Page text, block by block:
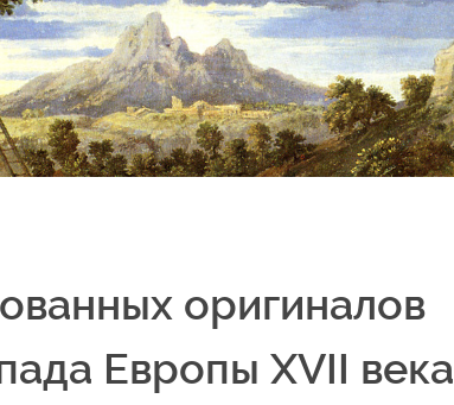
оригиналов
Европы XVII века